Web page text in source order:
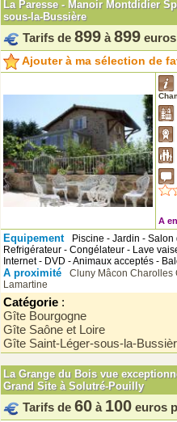
La Paresse - Manoir Montdidier
sous-la-Bussière
Tarifs de 899 à 899
Ajouter à ma sélection de
A
Equipement
Piscine - Jardin -
Refrigérateur - Congélateur - Lave
Internet - DVD - Animaux acceptés -
A proximité Cluny Mâcon Charolles
Lamartine
Catégorie :
Gîte Bourgogne
Gîte Saône et Loire
Gîte Saint-Léger-sous-la-
La Grange du Bois vue
Grand Site à Solutré-Pouilly
Tarifs de 60 à 100 euros